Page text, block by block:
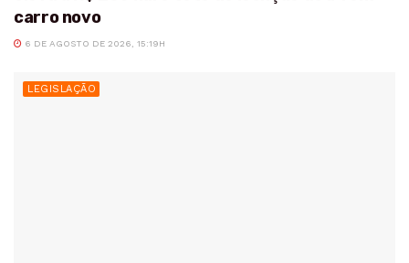
carro novo
6 DE AGOSTO DE 2026, 15:19H
LEGISLAÇÃO